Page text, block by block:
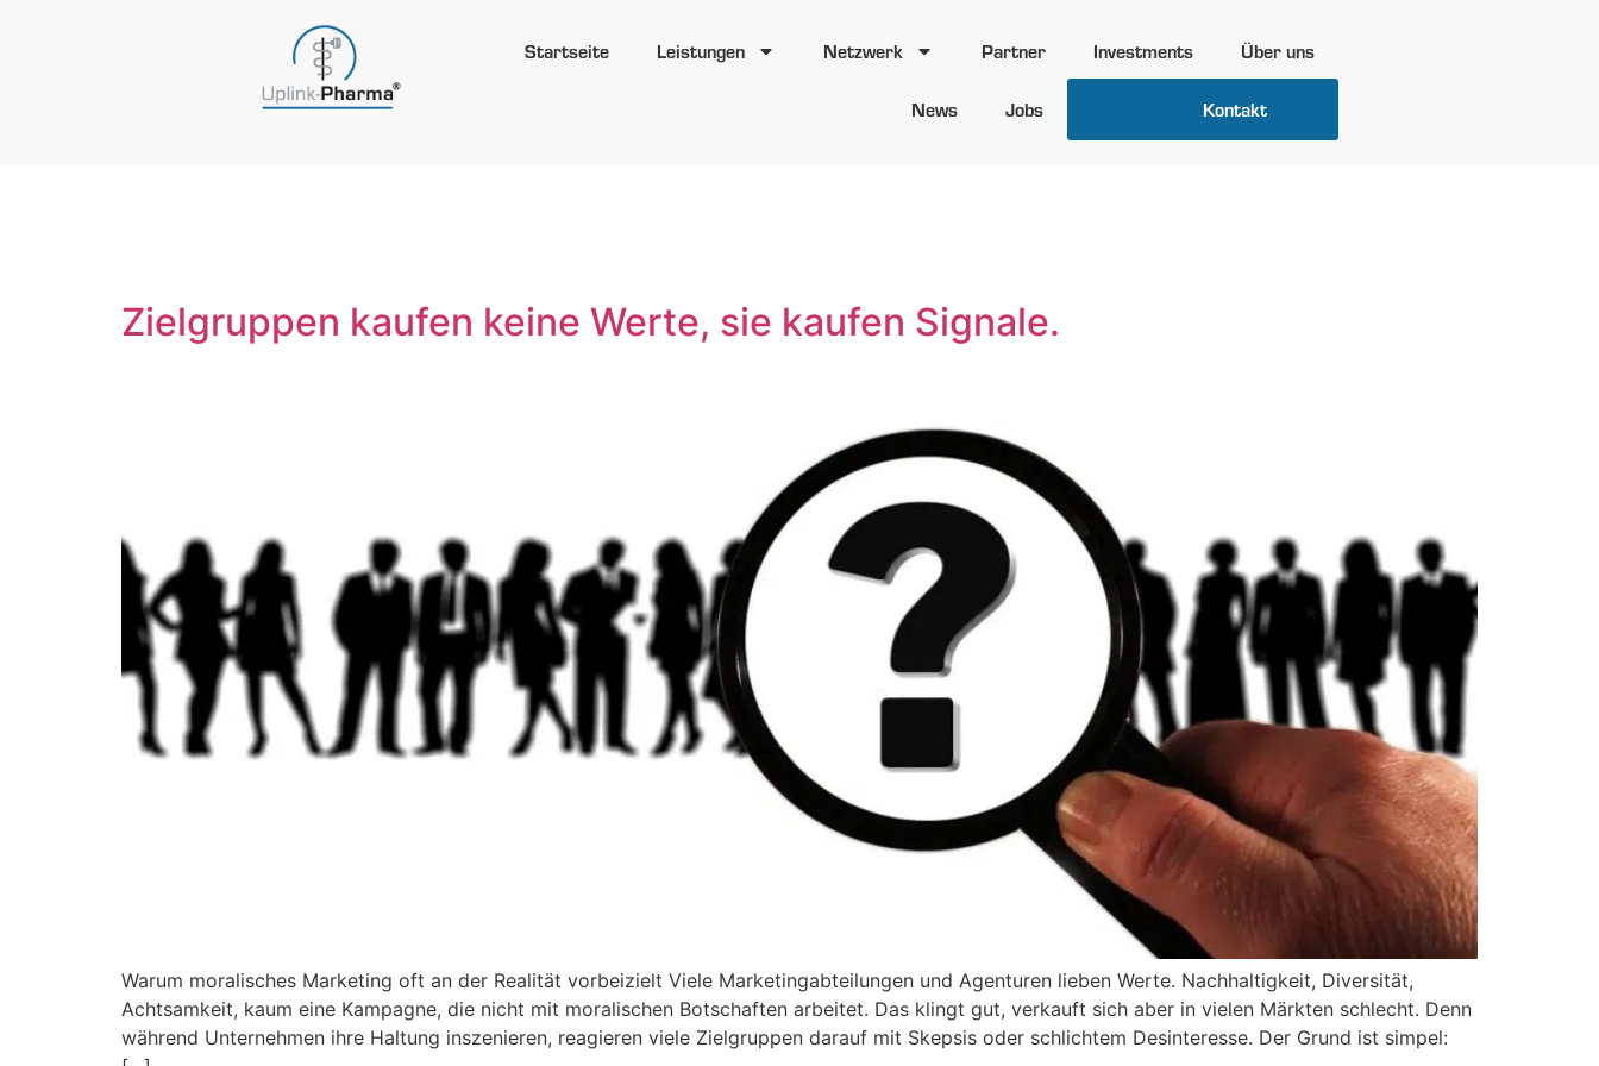
Startseite Leistungen Netzwerk Partner Investments Über uns
News Jobs Kontakt
Zielgruppen kaufen keine Werte, sie kaufen Signale.
Warum moralisches Marketing oft an der Realität vorbeizielt Viele Marketingabteilungen und Agenturen lieben Werte. Nachhaltigkeit, Diversität,
Achtsamkeit, kaum eine Kampagne, die nicht mit moralischen Botschaften arbeitet. Das klingt gut, verkauft sich aber in vielen Märkten schlecht. Denn
während Unternehmen ihre Haltung inszenieren, reagieren viele Zielgruppen darauf mit Skepsis oder schlichtem Desinteresse. Der Grund ist simpel: